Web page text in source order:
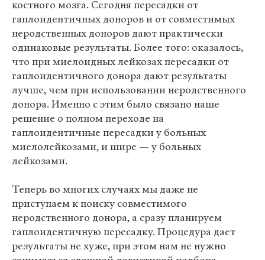
костного мозга. Сегодня пересадки от
гаплоидентичных доноров и от совместимых
неродственных доноров дают практически
одинаковые результаты. Более того: оказалось,
что при миелоидных лейкозах пересадки от
гаплоидентичного донора дают результаты
лучше, чем при использовании неродственного
донора. Именно с этим было связано наше
решение о полном переходе на
гаплоидентичные пересадки у больных
миелолейкозами, и шире — у больных
лейкозами.
Теперь во многих случаях мы даже не
приступаем к поиску совместимого
неродственного донора, а сразу планируем
гаплоидентичную пересадку. Процедура дает
результаты не хуже, при этом нам не нужно